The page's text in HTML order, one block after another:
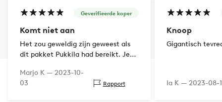
Geverifieerde koper
Komt niet aan
Het zou geweldig zijn geweest als
dit pakket Pukkila had bereikt. Je
postkantoor en adres, maar gingen
nog steeds naar een andere locatie.
Marjo K — 2023-10-
03
Rapport
Knoop
Gigantisch
Ia K — 2023-08-